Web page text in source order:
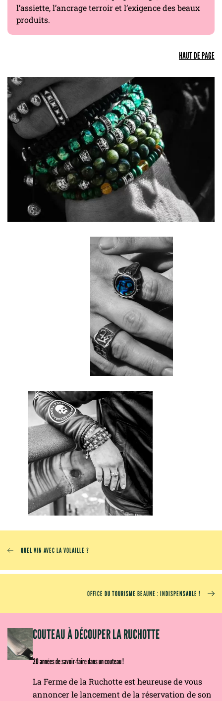
l’assiette, l’ancrage terroir et l’exigence des beaux
produits.
HAUT DE PAGE
QUEL VIN AVEC LA VOLAILLE ?
OFFICE DU TOURISME BEAUNE : INDISPENSABLE !
COUTEAU À DÉCOUPER LA RUCHOTTE
20 années de savoir-faire dans un couteau !
La Ferme de la Ruchotte est heureuse de vous
annoncer le lancement de la réservation de son